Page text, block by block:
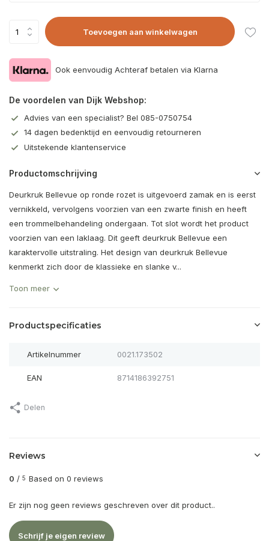
Toevoegen aan winkelwagen
Ook eenvoudig Achteraf betalen via Klarna
De voordelen van Dijk Webshop:
Advies van een specialist? Bel 085-0750754
14 dagen bedenktijd en eenvoudig retourneren
Uitstekende klantenservice
Productomschrijving
Deurkruk Bellevue op ronde rozet is uitgevoerd zamak en is eerst
vernikkeld, vervolgens voorzien van een zwarte finish en heeft
een trommelbehandeling ondergaan. Tot slot wordt het product
voorzien van een laklaag. Dit geeft deurkruk Bellevue een
karaktervolle uitstraling. Het design van deurkruk Bellevue
kenmerkt zich door de klassieke en slanke v...
Toon meer
Productspecificaties
Artikelnummer 0021.173502
EAN 8714186392751
Delen
Reviews
0 / 5 Based on 0 reviews
Er zijn nog geen reviews geschreven over dit product..
Schrijf je eigen review